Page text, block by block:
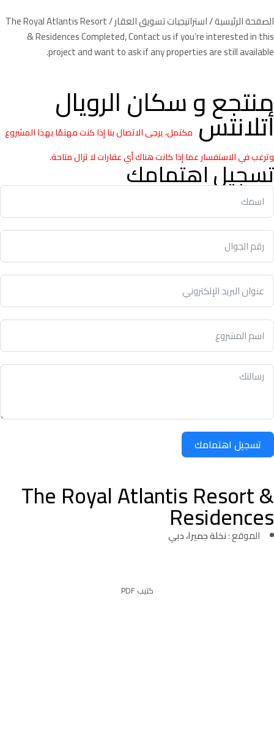
الصفحة الرئيسية/استراتيجيات تسويق العقار / The Royal Atlantis Resort
& Residences Completed, Contact us if you’re interested in this
project and want to ask if any properties are still available.
منتجع و سكان الرويال
أتلانتسمكتمل، يرجى الاتصال بنا إذا كنت مهتمًا بهذا المشروع
وترغب في الاستفسار عما إذا كانت هناك أي عقارات لا تزال متاحة.
تسجيل اهتمامك
تسجيل اهتمامك
The Royal Atlantis Resort &
Residences
الموقع :نخلة جميرا، دبي
كتيب PDF